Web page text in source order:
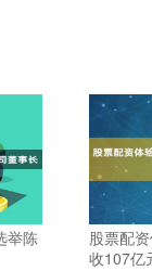
举陈
股票配
收107亿